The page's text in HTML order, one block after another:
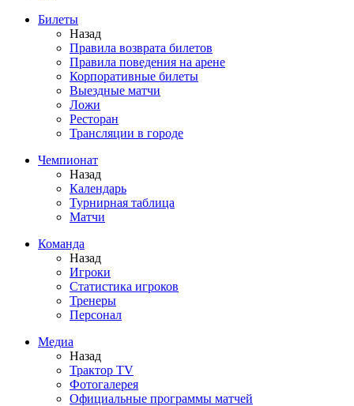
Билеты
Назад
Правила возврата билетов
Правила поведения на арене
Корпоративные билеты
Выездные матчи
Ложи
Ресторан
Трансляции в городе
Чемпионат
Назад
Календарь
Турнирная таблица
Матчи
Команда
Назад
Игроки
Статистика игроков
Тренеры
Персонал
Медиа
Назад
Трактор TV
Фотогалерея
Официальные программы матчей